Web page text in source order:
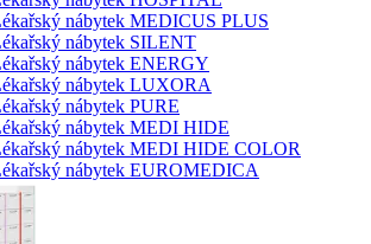
nábytek MEDICUS PLUS
nábytek SILENT
nábytek ENERGY
nábytek LUXORA
nábytek PURE
nábytek MEDI HIDE
nábytek MEDI HIDE COLOR
nábytek EUROMEDICA